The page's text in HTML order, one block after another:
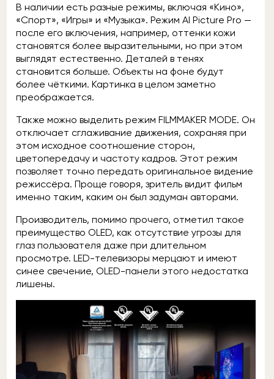
В наличии есть разные режимы, включая «Кино»,
«Спорт», «Игры» и «Музыка». Режим AI Picture Pro —
после его включения, например, оттенки кожи
становятся более выразительными, но при этом
выглядят естественно. Деталей в тенях
становится больше. Объекты на фоне будут
более чёткими. Картинка в целом заметно
преображается.
Также можно выделить режим FILMMAKER MODE. Он
отключает сглаживание движения, сохраняя при
этом исходное соотношение сторон,
цветопередачу и частоту кадров. Этот режим
позволяет точно передать оригинальное видение
режиссёра. Проще говоря, зритель видит фильм
именно таким, каким он был задуман авторами.
Производитель, помимо прочего, отметил такое
преимущество OLED, как отсутствие угрозы для
глаз пользователя даже при длительном
просмотре. LED-телевизоры мерцают и имеют
синее свечение, OLED-панели этого недостатка
лишены.